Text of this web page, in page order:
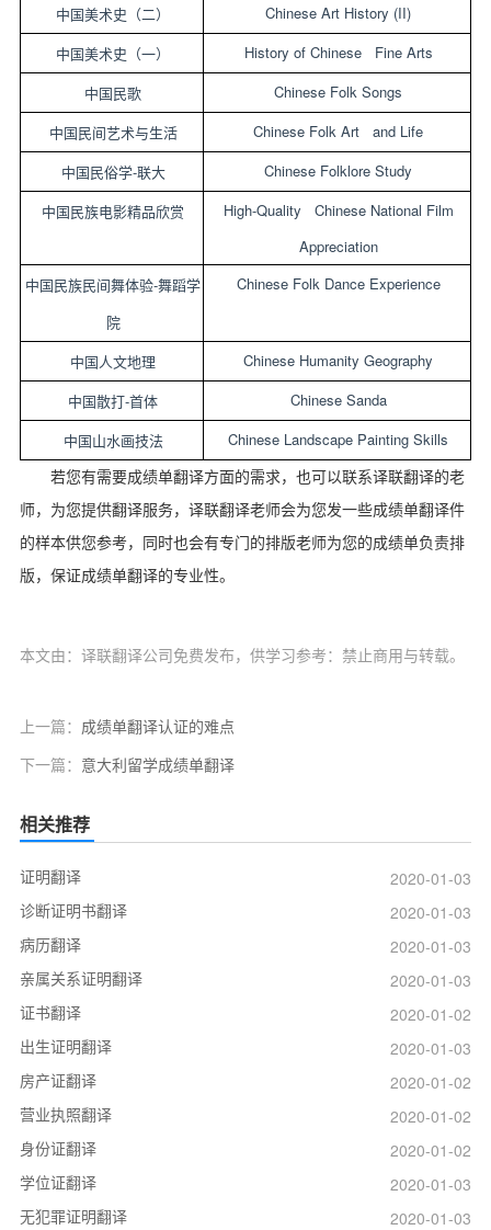
中国美术史（二） Chinese Art History (II)
中国美术史（一） History of Chinese Fine Arts
中国民歌 Chinese Folk Songs
中国民间艺术与生活 Chinese Folk Art and Life
中国民俗学-联大 Chinese Folklore Study
中国民族电影精品欣赏
High-Quality Chinese National Film
Appreciation
中国民族民间舞体验-舞蹈学
院
Chinese Folk Dance Experience
中国人文地理 Chinese Humanity Geography
中国散打-首体 Chinese Sanda
中国山水画技法 Chinese Landscape Painting Skills
若您有需要成绩单翻译方面的需求，也可以联系译联翻译的老
师，为您提供翻译服务，译联翻译老师会为您发一些成绩单翻译件
的样本供您参考，同时也会有专门的排版老师为您的成绩单负责排
版，保证成绩单翻译的专业性。
本文由：译联翻译公司免费发布，供学习参考：禁止商用与转载。
上一篇： 成绩单翻译认证的难点
下一篇： 意大利留学成绩单翻译
相关推荐
证明翻译
2020-01-03
诊断证明书翻译
2020-01-03
病历翻译
2020-01-03
亲属关系证明翻译
2020-01-03
证书翻译
2020-01-02
出生证明翻译
2020-01-03
房产证翻译
2020-01-02
营业执照翻译
2020-01-02
身份证翻译
2020-01-02
学位证翻译
2020-01-03
无犯罪证明翻译
2020-01-03